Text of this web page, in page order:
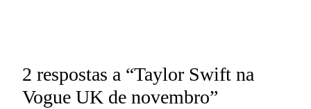
2 respostas a “Taylor Swift na
Vogue UK de novembro”